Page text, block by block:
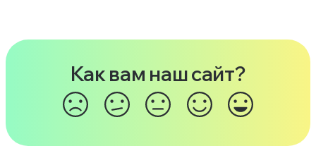
Как вам наш сайт?